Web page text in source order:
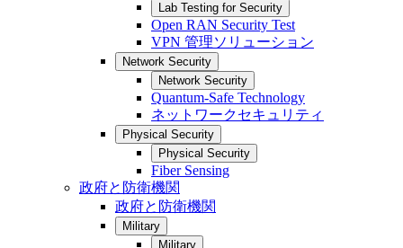
Lab Testing for Security
Open RAN Security Test
VPN 管理ソリューション
Network Security
Network Security
Quantum-Safe Technology
ネットワークセキュリティ
Physical Security
Physical Security
Fiber Sensing
政府と防衛機関
政府と防衛機関
Military
Military